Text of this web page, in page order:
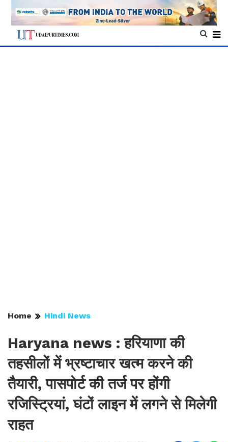
Home Hindi News
Haryana news : हरियाणा की
तहसीलों में भ्रष्टाचार खत्म करने की
तैयारी, पासपोर्ट की तर्ज पर होंगी
रजिस्ट्रियां, घंटों लाइन में लगने से मिलेगी
राहत